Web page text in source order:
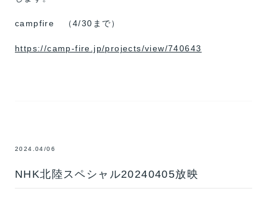
campfire （4/30まで）
https://camp-fire.jp/projects/view/740643
2024.04/06
NHK北陸スペシャル20240405放映